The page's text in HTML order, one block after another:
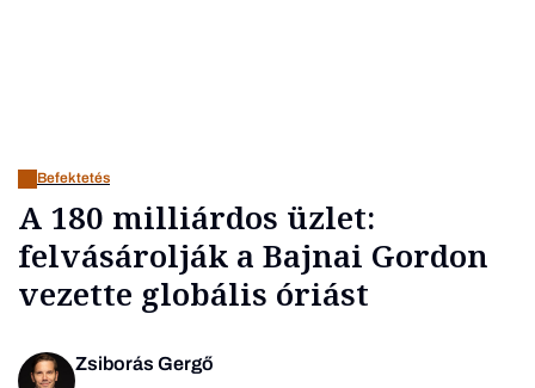
Befektetés
A 180 milliárdos üzlet:
felvásárolják a Bajnai Gordon
vezette globális óriást
Zsiborás Gergő